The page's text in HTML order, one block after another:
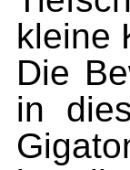
kleine
Die
in